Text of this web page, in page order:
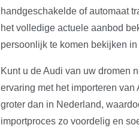
handgeschakelde of automaat
het volledige actuele aanbod
persoonlijk te komen bekijken
Kunt u de Audi van uw dromen
ervaring met het importeren
groter dan in Nederland,
importproces zo voordelig en